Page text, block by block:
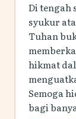
Di tengah
syukur
Tuhan
hikmat
Semoga
bagi